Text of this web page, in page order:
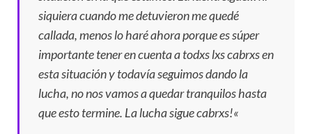
siquiera cuando me detuvieron me quedé
callada, menos lo haré ahora porque es súper
importante tener en cuenta a todxs lxs cabrxs en
esta situación y todavía seguimos dando la
lucha, no nos vamos a quedar tranquilos hasta
que esto termine. La lucha sigue cabrxs!«